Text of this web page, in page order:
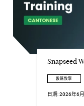
Snapseed
數碼教學
日期:2026年6